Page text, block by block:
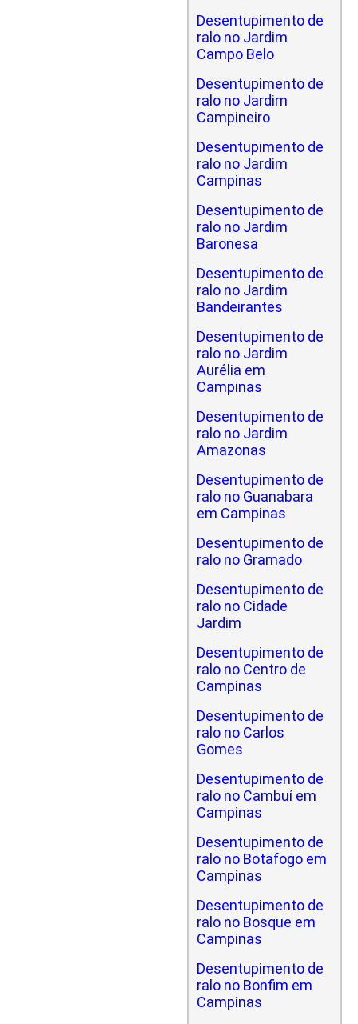
Desentupimento de
ralo no Jardim
Campo Belo
Desentupimento de
ralo no Jardim
Campineiro
Desentupimento de
ralo no Jardim
Campinas
Desentupimento de
ralo no Jardim
Baronesa
Desentupimento de
ralo no Jardim
Bandeirantes
Desentupimento de
ralo no Jardim
Aurélia em
Campinas
Desentupimento de
ralo no Jardim
Amazonas
Desentupimento de
ralo no Guanabara
em Campinas
Desentupimento de
ralo no Gramado
Desentupimento de
ralo no Cidade
Jardim
Desentupimento de
ralo no Centro de
Campinas
Desentupimento de
ralo no Carlos
Gomes
Desentupimento de
ralo no Cambuí em
Campinas
Desentupimento de
ralo no Botafogo em
Campinas
Desentupimento de
ralo no Bosque em
Campinas
Desentupimento de
ralo no Bonfim em
Campinas